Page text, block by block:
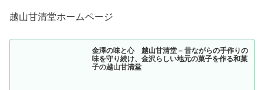
越山甘清堂ホームページ
金澤の味と心 越山甘清堂 – 昔ながらの手作りの
味を守り続け、金沢らしい地元の菓子を作る和菓
子の越山甘清堂